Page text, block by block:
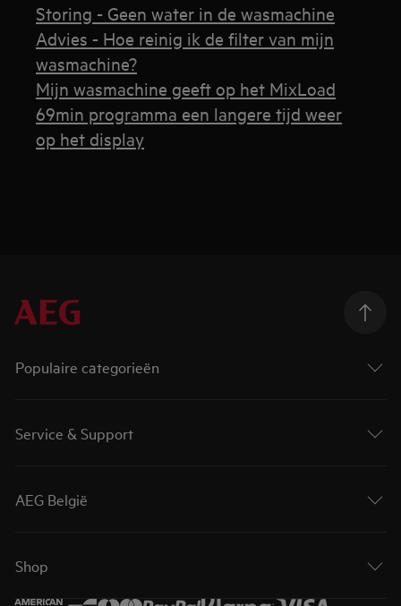
Storing - Geen water in de wasmachine
Advies - Hoe reinig ik de filter van mijn
wasmachine?
Mijn wasmachine geeft op het MixLoad
69min programma een langere tijd weer
op het display
Populaire categorieën
Service & Support
AEG België
Shop